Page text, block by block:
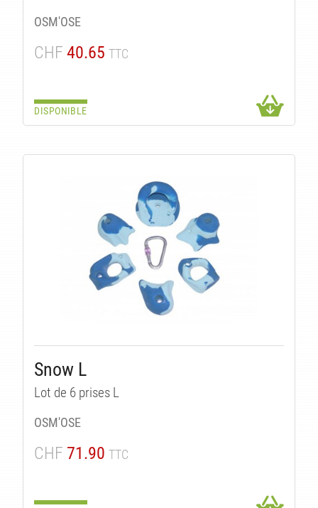
OSM'OSE
CHF 40.65 TTC
DISPONIBLE
Snow L
Lot de 6 prises L
OSM'OSE
CHF 71.90 TTC